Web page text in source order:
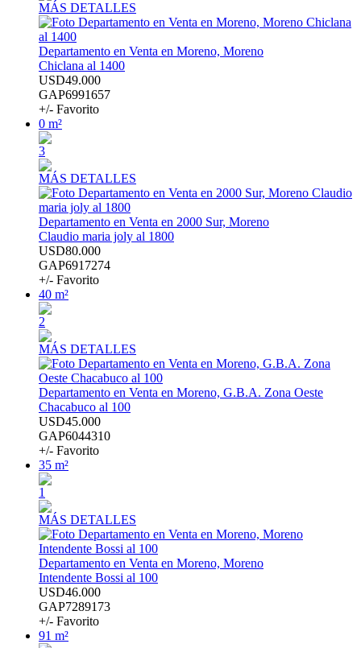
MÁS DETALLES
Departamento en Venta en Moreno, Moreno
Chiclana al 1400
USD49.000
GAP6991657
+/- Favorito
0 m²
3
MÁS DETALLES
Departamento en Venta en 2000 Sur, Moreno
Claudio maria joly al 1800
USD80.000
GAP6917274
+/- Favorito
40 m²
2
MÁS DETALLES
Departamento en Venta en Moreno, G.B.A. Zona Oeste
Chacabuco al 100
USD45.000
GAP6044310
+/- Favorito
35 m²
1
MÁS DETALLES
Departamento en Venta en Moreno, Moreno
Intendente Bossi al 100
USD46.000
GAP7289173
+/- Favorito
91 m²